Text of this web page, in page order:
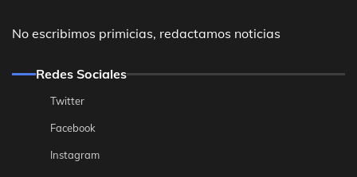
No escribimos primicias, redactamos noticias
Redes Sociales
Twitter
Facebook
Instagram